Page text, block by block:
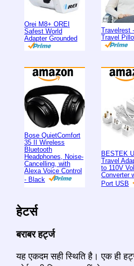
Orei M8+ OREI
Safest World
Adapter Grounded
Travelrest
Travel
Bose QuietComfort
35 II Wireless
Bluetooth
Headphones, Noise-
Cancelling, with
Alexa Voice Control
- Black
BESTEK
Travel
to 110V
Converter
Port USB
हेटर्स
बराबर हर्ट्ज
यह एकदम सही स्थिति है। एक ही